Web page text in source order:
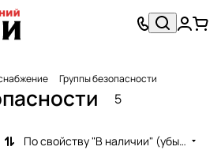
Группы безопасности
5
По свойству "В наличии" (убывание)